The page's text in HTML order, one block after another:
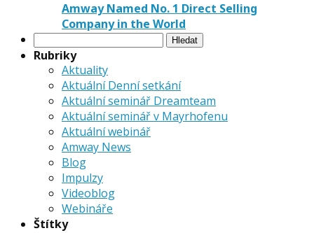
Amway Named No. 1 Direct Selling
Company in the World
Vyhledávání
Rubriky
Aktuality
Aktuální Denní setkání
Aktuální seminář Dreamteam
Aktuální seminář v Mayrhofenu
Aktuální webinář
Amway News
Blog
Impulzy
Videoblog
Webináře
Štítky